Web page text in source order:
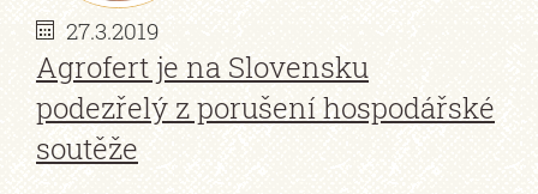
27.3.2019
Agrofert je na Slovensku
podezřelý z porušení hospodářské
soutěže